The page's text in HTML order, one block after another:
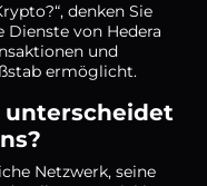
denken Sie
Dienste von Hedera
und
ermöglicht.
unterscheidet
Netzwerk, seine